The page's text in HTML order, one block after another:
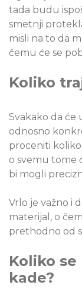
tada budu
smetnji
misli na to da
čemu će se
Koliko
Svakako da će
odnosno
proceniti
o svemu tome
bi mogli
Vrlo je važno i
materijal, o
prethodno od
Koliko
kade?